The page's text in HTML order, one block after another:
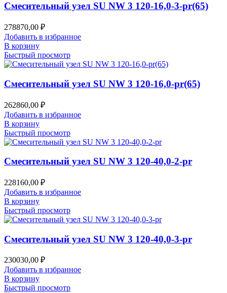
Смесительный узел SU NW 3 120-16,0-3-pr(65)
278870,00 ₽
Добавить в избранное
В корзину
Быстрый просмотр
Смесительный узел SU NW 3 120-16,0-pr(65)
262860,00 ₽
Добавить в избранное
В корзину
Быстрый просмотр
Смесительный узел SU NW 3 120-40,0-2-pr
228160,00 ₽
Добавить в избранное
В корзину
Быстрый просмотр
Смесительный узел SU NW 3 120-40,0-3-pr
230030,00 ₽
Добавить в избранное
В корзину
Быстрый просмотр